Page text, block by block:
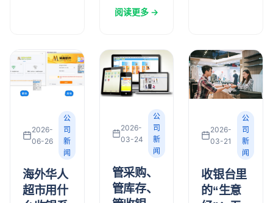
阅读更多 →
2026-
06-26
公
司
新
闻
海外华人
超市用什
2026-
03-24
公
司
新
闻
管采购、
管库存、
2026-
03-21
公
司
新
闻
收银台里
的“生意